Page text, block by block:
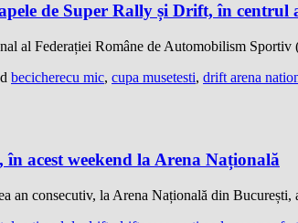
de Super Rally și Drift, în centrul
al Federației Române de Automobilism
becicherecu mic, cupa musetesti, drift arena
acest weekend la Arena Națională
an consecutiv, la Arena Națională din